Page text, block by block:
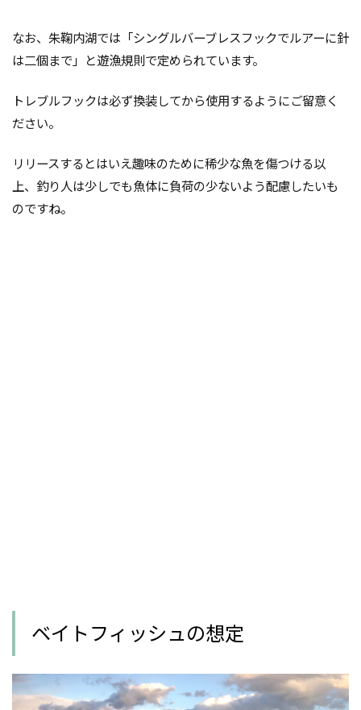
なお、朱鞠内湖では「シングルバーブレスフックでルアーに針
は二個まで」と遊漁規則で定められています。
トレブルフックは必ず換装してから使用するようにご留意く
ださい。
リリースするとはいえ趣味のために稀少な魚を傷つける以
上、釣り人は少しでも魚体に負荷の少ないよう配慮したいも
のですね。
ベイトフィッシュの想定